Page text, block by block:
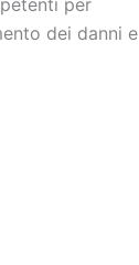
per
dei danni e